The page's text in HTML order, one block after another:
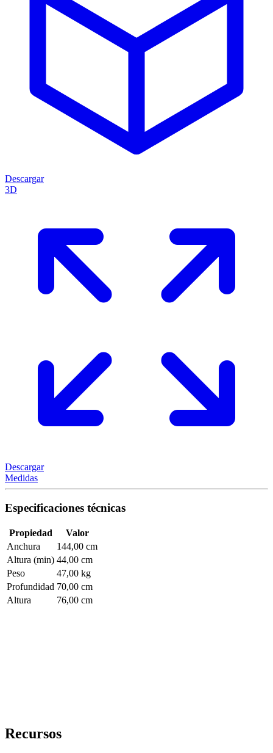
Descargar
3D
Descargar
Medidas
Especificaciones técnicas
Propiedad
Valor
Anchura
144,00 cm
Altura (min) 44,00 cm
Peso
47,00 kg
Profundidad 70,00 cm
Altura
76,00 cm
Recursos